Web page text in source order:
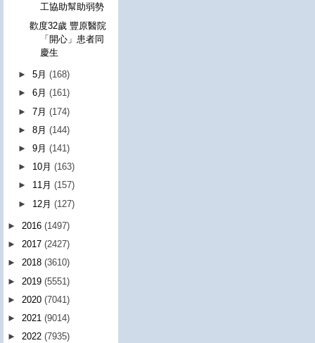
工協助幫助弱勢
歡度32歲 豐原醫院
「開心」患者同
慶生
►5月(168)
►6月(161)
►7月(174)
►8月(144)
►9月(141)
► 10月(163)
► 11月(157)
► 12月(127)
► 2016 (1497)
► 2017 (2427)
► 2018 (3610)
► 2019 (5551)
► 2020 (7041)
► 2021 (9014)
► 2022 (7935)